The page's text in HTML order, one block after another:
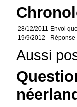
28/12/2011 Envoi
19/9/2012
Réponse
Aussi